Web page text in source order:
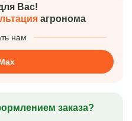
Вас!
агронома
нам
заказа?